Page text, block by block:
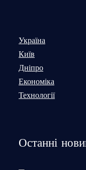
Україна
Київ
Дніпро
Економіка
Технології
Останні